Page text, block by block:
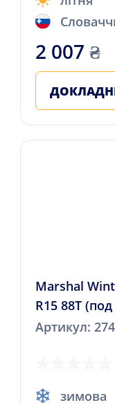
2 007 ₴
Marshal
R15 88T
Артикул:
зимова